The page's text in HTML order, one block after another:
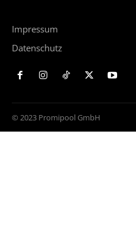
Impressum
Datenschutz
© 2023 Promipool GmbH